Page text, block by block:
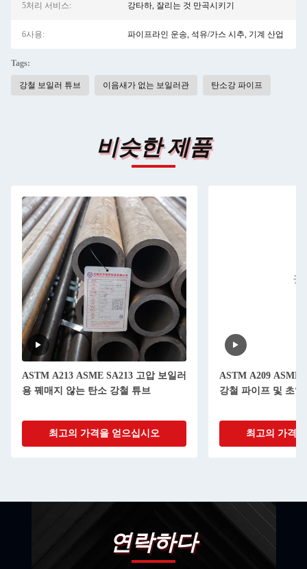
5처리 서비스: 강타하, 잘리는 것 만곡시키기
6사용: 파이프라인 운송, 석유/가스 시추, 기계 산업
Tags:
강철 보일러 튜브 이음새가 없는 보일러관 탄소강 파이프
비슷한 제품
ASTM A213 ASME SA213 고압 보일러
용 꿰매지 않는 탄소 강철 튜브
최고의 가격을 얻으십시오
ASTM A209 ASME
강철 파이프 및 초열
최고의 가격
연락하다